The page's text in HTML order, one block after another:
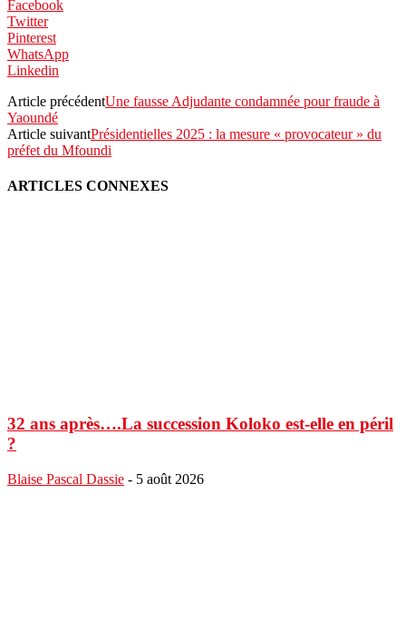
Facebook
Twitter
Pinterest
WhatsApp
Linkedin
Article précédentUne fausse Adjudante condamnée pour fraude à
Yaoundé
Article suivantPrésidentielles 2025 : la mesure « provocateur » du
préfet du Mfoundi
ARTICLES CONNEXES
32 ans après….La succession Koloko est-elle en péril
?
Blaise Pascal Dassie - 5 août 2026